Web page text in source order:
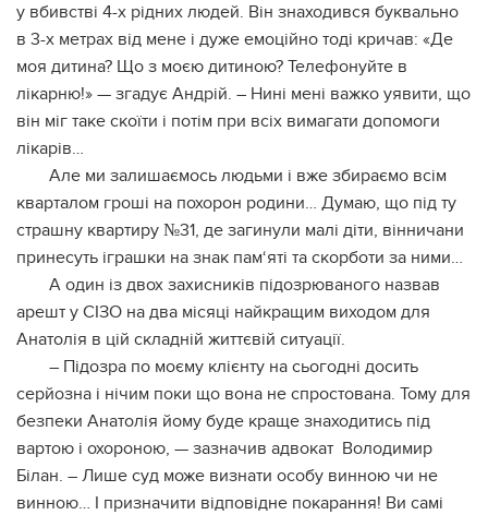
у вбивстві 4-х рідних людей. Він знаходився буквально
в 3-х метрах від мене і дуже емоційно тоді кричав: «Де
моя дитина? Що з моєю дитиною? Телефонуйте в
лікарню!» — згадує Андрій. – Нині мені важко уявити, що
він міг таке скоїти і потім при всіх вимагати допомоги
лікарів…
Але ми залишаємось людьми і вже збираємо всім
кварталом гроші на похорон родини… Думаю, що під ту
страшну квартиру №31, де загинули малі діти, вінничани
принесуть іграшки на знак пам‘яті та скорботи за ними…
А один із двох захисників підозрюваного назвав
арешт у СІЗО на два місяці найкращим виходом для
Анатолія в цій складній життєвій ситуації.
– Підозра по моєму клієнту на сьогодні досить
серйозна і нічим поки що вона не спростована. Тому для
безпеки Анатолія йому буде краще знаходитись під
вартою і охороною, — зазначив адвокат Володимир
Білан. – Лише суд може визнати особу винною чи не
винною… І призначити відповідне покарання! Ви самі